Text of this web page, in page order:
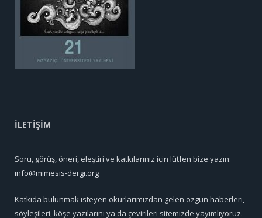
İLETİŞİM
Soru, görüş, öneri, eleştiri ve katkılarınız için lütfen bize yazın:
info@mimesis-dergi.org
Katkıda bulunmak isteyen okurlarımızdan gelen özgün haberleri,
söyleşileri, köşe yazılarını ya da çevirileri sitemizde yayımlıyoruz.